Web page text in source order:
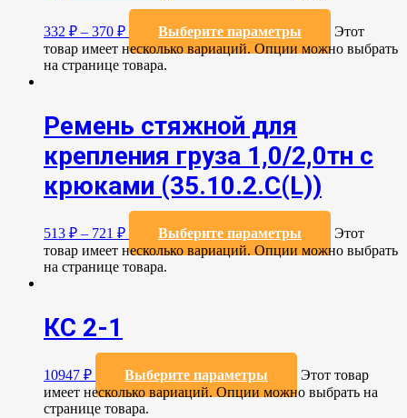
332 ₽ – 370 ₽ Выберите параметры
Этот
товар имеет несколько вариаций. Опции можно выбрать
на странице товара.
Ремень стяжной для
крепления груза 1,0/2,0тн с
крюками (35.10.2.C(L))
513 ₽ – 721 ₽ Выберите параметры
Этот
товар имеет несколько вариаций. Опции можно выбрать
на странице товара.
КС 2-1
10947 ₽ Выберите параметры
Этот товар
имеет несколько вариаций. Опции можно выбрать на
странице товара.